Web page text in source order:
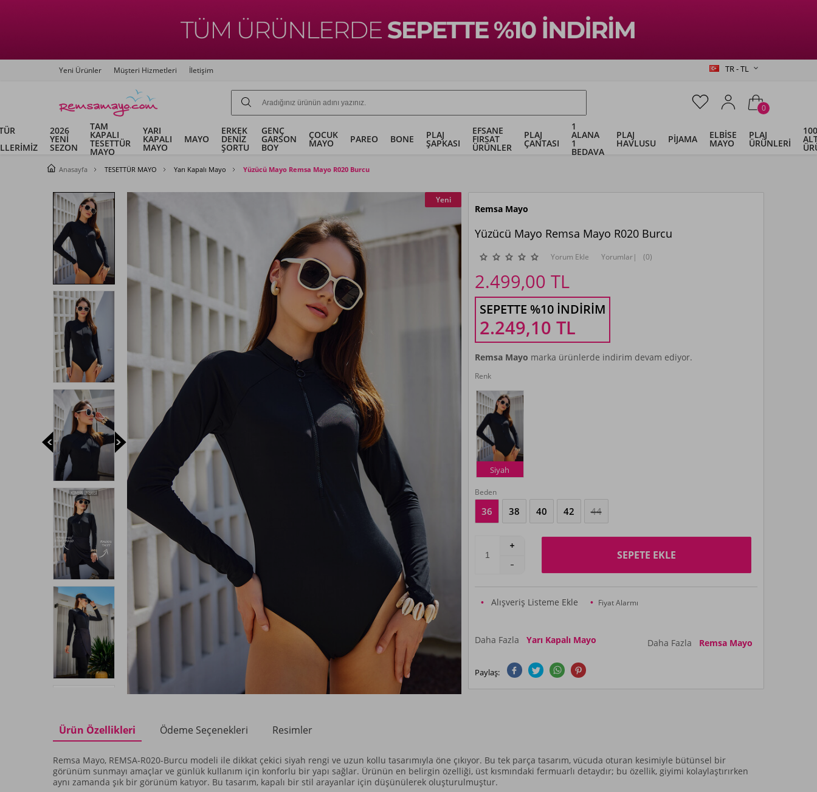
Yeni Ürünler Müşteri Hizmetleri İletişim TR - TL
0
2026
YENİ
SEZON
TAM
KAPALI
TESETTÜR
MAYO
YARI
KAPALI
MAYO
MAYO
ERKEK
DENİZ
ŞORTU
GENÇ
GARSON
BOY
ÇOCUK
MAYO PAREO BONE PLAJ
ŞAPKASI
EFSANE
FIRSAT
ÜRÜNLER
PLAJ
ÇANTASI
1
ALANA
1
BEDAVA
PLAJ
HAVLUSU PİJAMA ELBİSE
MAYO
PLAJ
ÜRÜNLERİ
Anasayfa TESETTÜR MAYO Yarı Kapalı Mayo Yüzücü Mayo Remsa Mayo R020 Burcu
Yeni
Remsa Mayo
Yüzücü Mayo Remsa Mayo R020 Burcu
Yorum Ekle Yorumlar| (0)
2.499,00 TL
SEPETTE %10 İNDIRIM
2.249,10 TL
Remsa Mayo marka ürünlerde indirim devam ediyor.
Renk
Siyah
Beden
36 38 40 42 44
SEPETE EKLE
Alışveriş Listeme Ekle Fiyat Alarmı
Daha Fazla Yarı Kapalı Mayo Daha Fazla Remsa Mayo
Paylaş:
Ürün Özellikleri Ödeme Seçenekleri Resimler
Remsa Mayo, REMSA-R020-Burcu modeli ile dikkat çekici siyah rengi ve uzun kollu tasarımıyla öne çıkıyor. Bu tek parça tasarım, vücuda oturan kesimiyle bütünsel bir
görünüm sunmayı amaçlar ve günlük kullanım için konforlu bir yapı sağlar. Ürünün en belirgin özelliği, üst kısmındaki fermuarlı detaydır; bu özellik, giyimi kolaylaştırırken
aynı zamanda şık bir görünüm katıyor. Bu tasarım, kapalı bir stil arayanlar için düşünülerek oluşturulmuştur.